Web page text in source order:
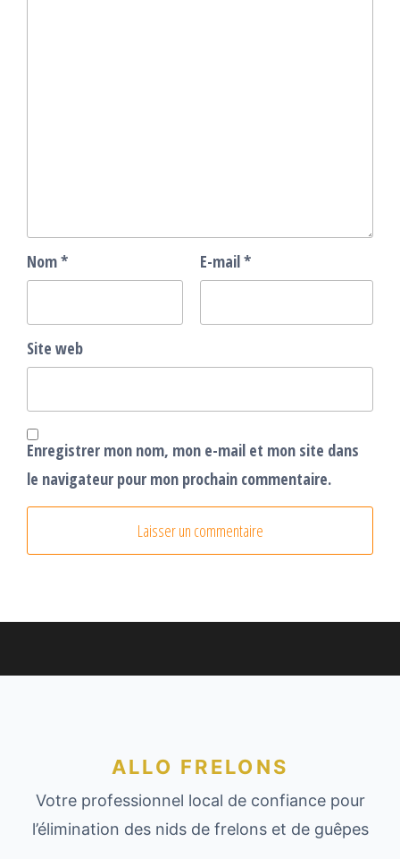
Nom* E-mail*
Site web
Enregistrer mon nom, mon e-mail et mon site dans
le navigateur pour mon prochain commentaire.
ALLO FRELONS
Votre professionnel local de confiance pour
l’élimination des nids de frelons et de guêpes